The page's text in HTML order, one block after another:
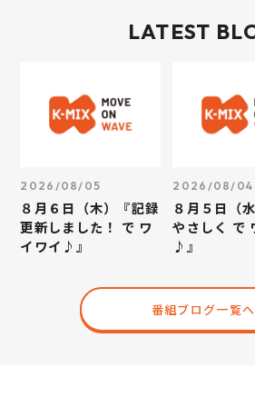
LATEST
2026/08/05
８月６日（木）『記録
更新しました！ で ワ
イワイ♪』
2026/08/04
８月５日（
やさしく で
♪』
番組ブログ一覧へ